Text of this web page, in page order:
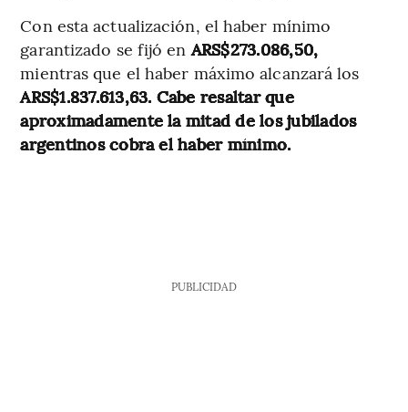
Con esta actualización, el haber mínimo
garantizado se fijó enARS$273.086,50,
mientras que el haber máximo alcanzará los
ARS$1.837.613,63. Cabe resaltar que
aproximadamente la mitad de los jubilados
argentinos cobra el haber mínimo.
PUBLICIDAD